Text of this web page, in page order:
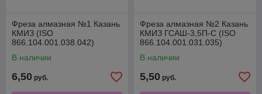
Фреза алмазная №1 Казань
КМИЗ (ISO
866.104.001.038.042)
В наличии
6,50 руб.
Фреза алмазная №2 Казань
КМИЗ ГСАШ-3,5П-С (ISO
866.104.001.031.035)
В наличии
5,50 руб.